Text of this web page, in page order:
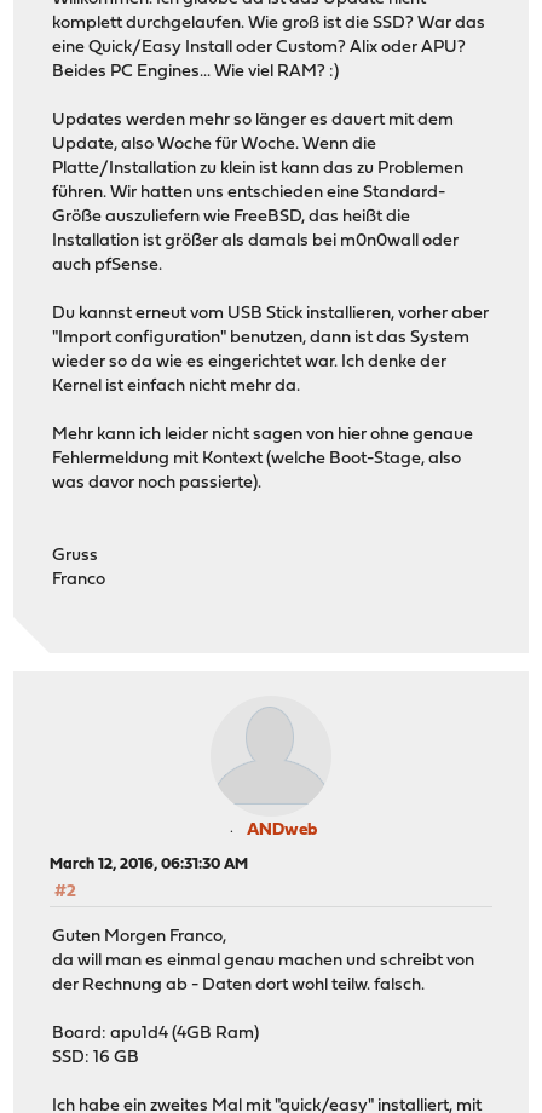
komplett durchgelaufen. Wie groß ist die SSD? War das
eine Quick/Easy Install oder Custom? Alix oder APU?
Beides PC Engines... Wie viel RAM? :)
Updates werden mehr so länger es dauert mit dem
Update, also Woche für Woche. Wenn die
Platte/Installation zu klein ist kann das zu Problemen
führen. Wir hatten uns entschieden eine Standard-
Größe auszuliefern wie FreeBSD, das heißt die
Installation ist größer als damals bei m0n0wall oder
auch pfSense.
Du kannst erneut vom USB Stick installieren, vorher aber
"Import configuration" benutzen, dann ist das System
wieder so da wie es eingerichtet war. Ich denke der
Kernel ist einfach nicht mehr da.
Mehr kann ich leider nicht sagen von hier ohne genaue
Fehlermeldung mit Kontext (welche Boot-Stage, also
was davor noch passierte).
Gruss
Franco
ANDweb
March 12, 2016, 06:31:30 AM
#2
Guten Morgen Franco,
da will man es einmal genau machen und schreibt von
der Rechnung ab - Daten dort wohl teilw. falsch.
Board: apu1d4 (4GB Ram)
SSD: 16 GB
Ich habe ein zweites Mal mit "quick/easy" installiert, mit